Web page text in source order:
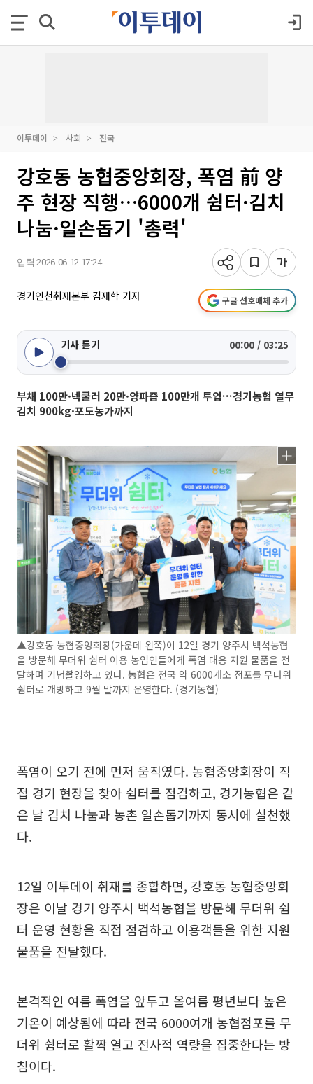
이투데이 사회 전국
강호동 농협중앙회장, 폭염 前 양
주 현장 직행…6000개 쉼터·김치
나눔·일손돕기 '총력'
입력 2026-06-12 17:24
경기인천취재본부 김재학 기자 구글 선호매체 추가
기사 듣기 00:00 / 03:25
부채 100만·넥쿨러 20만·양파즙 100만개 투입…경기농협 열무
김치 900kg·포도농가까지
▲강호동 농협중앙회장(가운데 왼쪽)이 12일 경기 양주시 백석농협
을 방문해 무더위 쉼터 이용 농업인들에게 폭염 대응 지원 물품을 전
달하며 기념촬영하고 있다. 농협은 전국 약 6000개소 점포를 무더위
쉼터로 개방하고 9월 말까지 운영한다. (경기농협)
폭염이 오기 전에 먼저 움직였다. 농협중앙회장이 직
접 경기 현장을 찾아 쉼터를 점검하고, 경기농협은 같
은 날 김치 나눔과 농촌 일손돕기까지 동시에 실천했
다.
12일 이투데이 취재를 종합하면, 강호동 농협중앙회
장은 이날 경기 양주시 백석농협을 방문해 무더위 쉼
터 운영 현황을 직접 점검하고 이용객들을 위한 지원
물품을 전달했다.
본격적인 여름 폭염을 앞두고 올여름 평년보다 높은
기온이 예상됨에 따라 전국 6000여개 농협점포를 무
더위 쉼터로 활짝 열고 전사적 역량을 집중한다는 방
침이다.